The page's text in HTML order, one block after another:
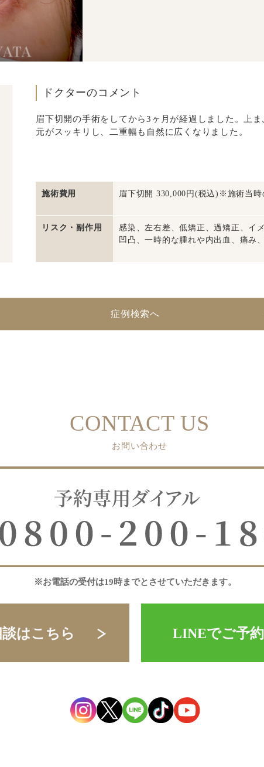
ドクターのコメント
眉下切開の手術をしてから3ヶ月が経過しました。上
元がスッキリし、二重幅も自然に広くなりました。
施術費用 眉下切開 330,000円(税込)※施術当時
リスク・副作用
感染、左右差、低矯正、過矯正、イ
凹凸、一時的な腫れや内出血、痛み
症例検索へ
CONTACT US
お問い合わせ
※お電話の受付は19時までとさせていただきます。